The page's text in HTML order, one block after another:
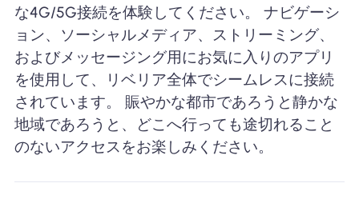
な4G/5G接続を体験してください。 ナビゲーシ
ョン、ソーシャルメディア、ストリーミング、
およびメッセージング用にお気に入りのアプリ
を使用して、リベリア全体でシームレスに接続
されています。 賑やかな都市であろうと静かな
地域であろうと、どこへ行っても途切れること
のないアクセスをお楽しみください。